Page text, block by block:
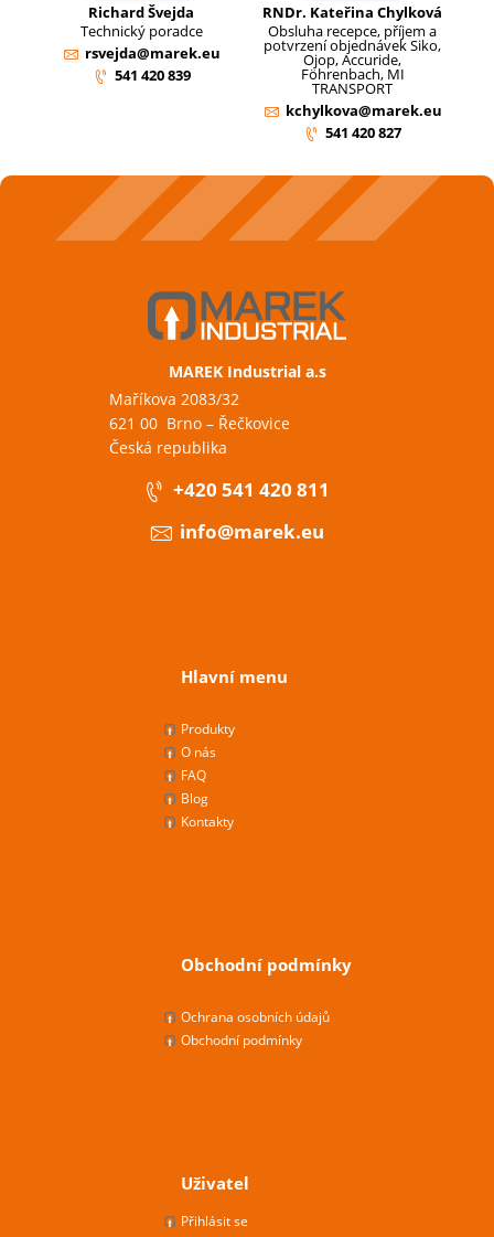
Richard Švejda
Technický poradce
rsvejda@marek.eu
541 420 839
RNDr. Kateřina Chylková
Obsluha recepce, příjem a
potvrzení objednávek Siko,
Ojop, Accuride,
Föhrenbach, MI
TRANSPORT
kchylkova@marek.eu
541 420 827
MAREK Industrial a.s
Maříkova 2083/32
621 00 Brno – Řečkovice
Česká republika
+420 541 420 811
info@marek.eu
Hlavní menu
Produkty
O nás
FAQ
Blog
Kontakty
Obchodní podmínky
Ochrana osobních údajů
Obchodní podmínky
Uživatel
Přihlásit se